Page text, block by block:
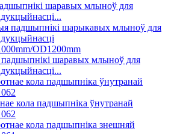
шаравых млыноў для
падшыпнікі шаравых млыноў для
кола падшыпніка ўнутранай